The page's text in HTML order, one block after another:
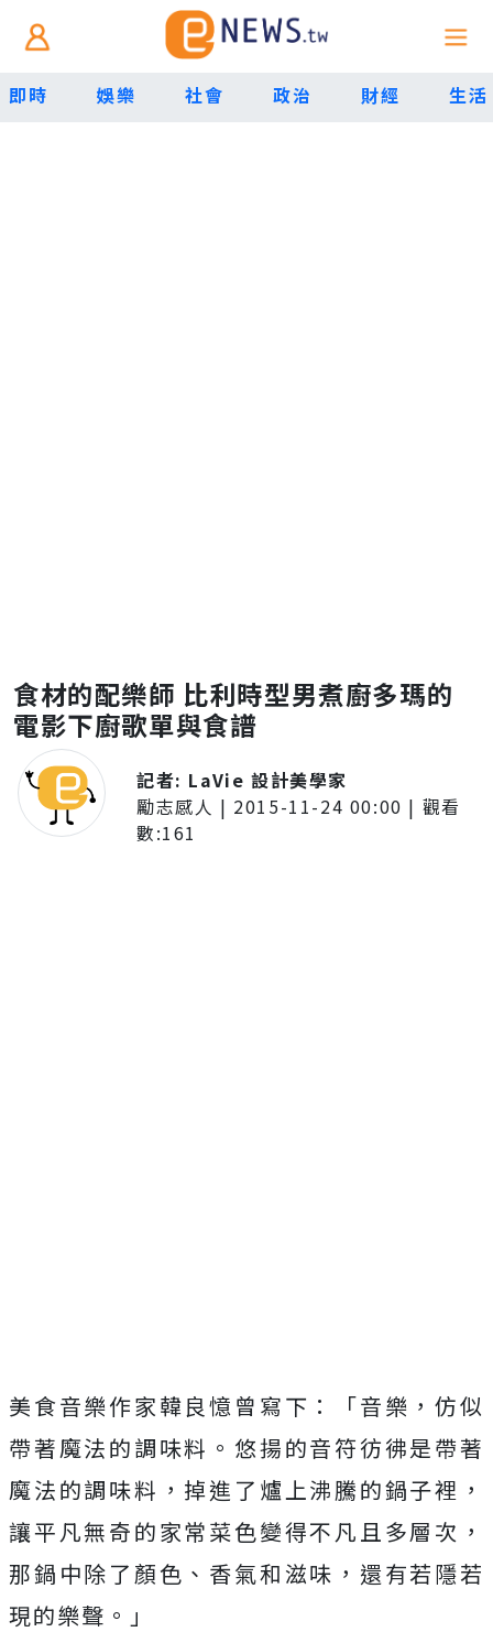
即時 娛樂 社會 政治 財經 生活
食材的配樂師 比利時型男煮廚多瑪的
電影下廚歌單與食譜
記者: LaVie 設計美學家
勵志感人 | 2015-11-24 00:00 | 觀看
數:161
美食音樂作家韓良憶曾寫下：「音樂，仿似
帶著魔法的調味料。悠揚的音符彷彿是帶著
魔法的調味料，掉進了爐上沸騰的鍋子裡，
讓平凡無奇的家常菜色變得不凡且多層次，
那鍋中除了顏色、香氣和滋味，還有若隱若
現的樂聲。」